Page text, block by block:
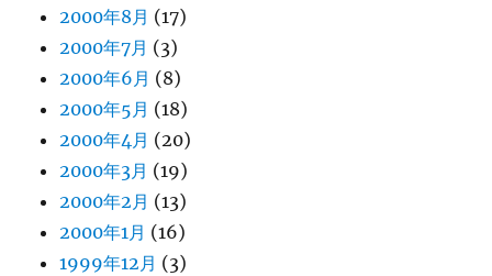
2000年8月 (17)
2000年7月 (3)
2000年6月 (8)
2000年5月 (18)
2000年4月 (20)
2000年3月 (19)
2000年2月 (13)
2000年1月 (16)
1999年12月 (3)